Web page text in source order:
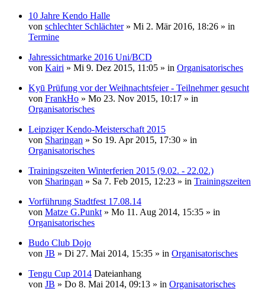
10 Jahre Kendo Halle
von schlechter Schlächter» Mi 2. Mär 2016, 18:26 » in
Termine
Jahressichtmarke 2016 Uni/BCD
von Kairi » Mi 9. Dez 2015, 11:05 » in Organisatorisches
Kyū Prüfung vor der Weihnachtsfeier - Teilnehmer gesucht
von FrankHo » Mo 23. Nov 2015, 10:17 » in
Organisatorisches
Leipziger Kendo-Meisterschaft 2015
von Sharingan » So 19. Apr 2015, 17:30 » in
Organisatorisches
Trainingszeiten Winterferien 2015 (9.02. - 22.02.)
von Sharingan » Sa 7. Feb 2015, 12:23 » in Trainingszeiten
Vorführung Stadtfest 17.08.14
von Matze G.Punkt » Mo 11. Aug 2014, 15:35 » in
Organisatorisches
Budo Club Dojo
von JB » Di 27. Mai 2014, 15:35 » in Organisatorisches
Tengu Cup 2014 Dateianhang
von JB » Do 8. Mai 2014, 09:13 » in Organisatorisches